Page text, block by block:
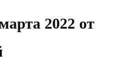
2022 от